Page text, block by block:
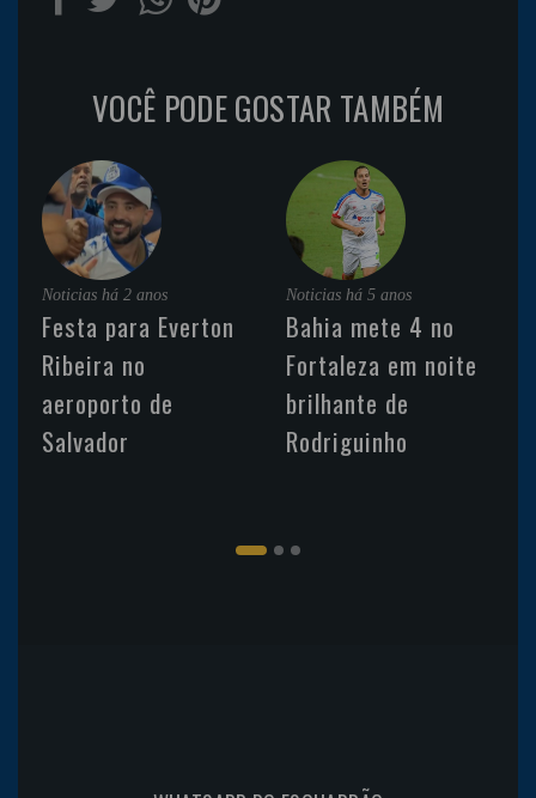
VOCÊ PODE GOSTAR TAMBÉM
Noticias há 2 anos
Festa para Everton
Ribeira no
aeroporto de
Salvador
Noticias há 5 anos
Bahia mete 4 no
Fortaleza em noite
brilhante de
Rodriguinho